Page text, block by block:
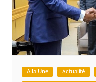
A la Une Actualité